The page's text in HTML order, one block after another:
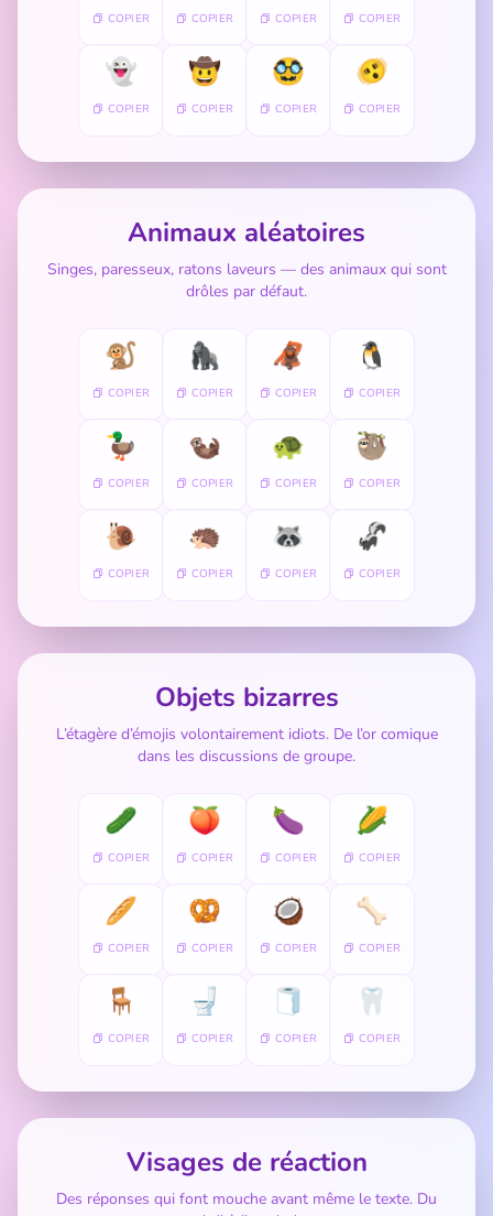
COPIER COPIER COPIER COPIER
👻
COPIER
🤠
COPIER
🥸
COPIER
🫨
COPIER
Animaux aléatoires
Singes, paresseux, ratons laveurs — des animaux qui sont
drôles par défaut.
🐒
COPIER
🦍
COPIER
🦧
COPIER
🐧
COPIER
🦆
COPIER
🦦
COPIER
🐢
COPIER
🦥
COPIER
🐌
COPIER
🦔
COPIER
🦝
COPIER
🦨
COPIER
Objets bizarres
L’étagère d’émojis volontairement idiots. De l’or comique
dans les discussions de groupe.
🥒
COPIER
🍑
COPIER
🍆
COPIER
🌽
COPIER
🥖
COPIER
🥨
COPIER
🥥
COPIER
🦴
COPIER
🪑
COPIER
🚽
COPIER
🧻
COPIER
🦷
COPIER
Visages de réaction
Des réponses qui font mouche avant même le texte. Du